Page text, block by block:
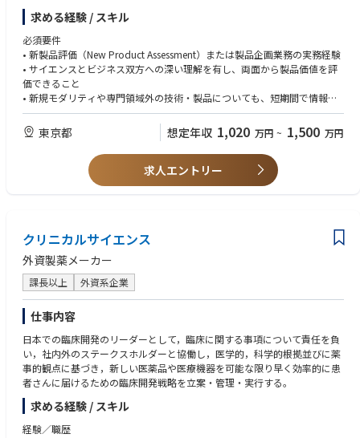
本ポジションは、サイエンスとビジネスを結びつける役割を果たし、開
発・薬事・商業面での検討事項を統合することで、日本の患者さんと企業
双方にとって最適な成果の実現を目指します。
・主な役割
遺伝子治療などの新規モダリティを含む、開発初期・後期段階のパイプラ
イン資産、製品ライフサイクルマネジメント案件、およびライセンス機会
開発、メディカル、コマーシャル、薬価・市場アクセス、薬事、グローバ
ルチームなどの関連部門と連携し、日本市場に特化した事業戦略・開発戦
略・承認申請戦略を策定する。
資産価値最大化のため、日本法人経営陣およびグローバル関係者に対して
戦略的提言を行う。
求める経験 / スキル
必須要件
• 新製品評価（New Product Assessment）または製品企画業務の実務経験
• サイエンスとビジネス双方への深い理解を有し、両面から製品価値を評
価できること
• 新規モダリティや専門領域外の技術・製品についても、短期間で情報収
集・分析を行い、事業性評価を実施した経験
• 製品評価のみならず、Clinicalなどの関連部門と連携しながら開発戦略や
価格戦略の策定に関与した経験
• プロジェクトマネジメント経験
• 遺伝子治療など先進モダリティに関する経験
東京都 想定年収 1,020 万円 ~ 1,500 万円
求人エントリー
クリニカルサイエンス
外資製薬メーカー
課長以上 外資系企業
仕事内容
日本での臨床開発のリーダーとして，臨床に関する事項について責任を負
い，社内外のステークスホルダーと協働し，医学的，科学的根拠並びに薬
事的観点に基づき，新しい医薬品や医療機器を可能な限り早く効率的に患
者さんに届けるための臨床開発戦略を立案・管理・実行する。
求める経験 / スキル
経験／職歴